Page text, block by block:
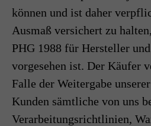
können und ist daher
Ausmaß versichert zu
PHG 1988 für Hersteller
vorgesehen ist. Der Käufer
Falle der Weitergabe
Kunden sämtliche von uns
Verarbeitungsrichtlinien,